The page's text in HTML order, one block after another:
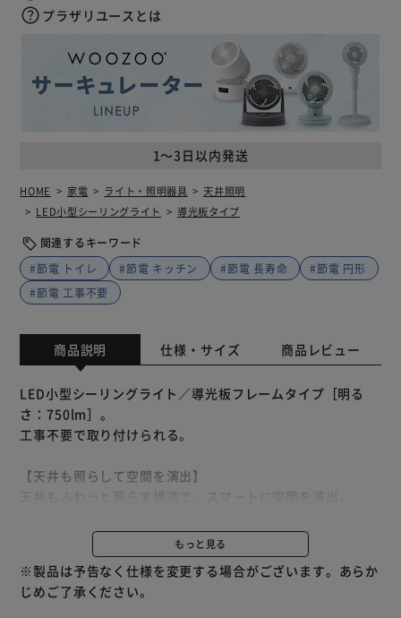
1～3日以内発送
プラザリユースとは
HOME 家電 ライト・照明器具
天井照明
LED小型シーリングライト
導光板タイプ
関連するキーワード
#節電 トイレ
#節電 キッチン #節電 長寿命
#節電 円形
#節電 工事不要
商品説明 仕様・サイズ 商品レビュー
LED小型シーリングライト／導光板フレームタイプ［明る
さ：750lm］。
工事不要で取り付けられる。
【天井も照らして空間を演出】
【まぶしさを感じにくい光り方】
LED光源からの発光が、導光板パネルにより拡散し、まぶし
さを感じにくい均一な光で照らします。
もっと見る
※製品は予告なく仕様を変更する場合がございます。あらか
じめご了承ください。